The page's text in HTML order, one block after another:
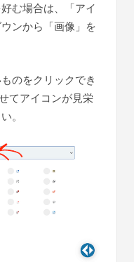
む場合は、「アイ
ンから「画像」を
のをクリックでき
てアイコンが見栄
。